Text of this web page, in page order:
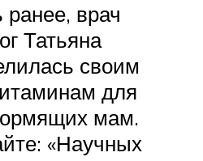
врач
Татьяна
своим
для
мам.
«Научных